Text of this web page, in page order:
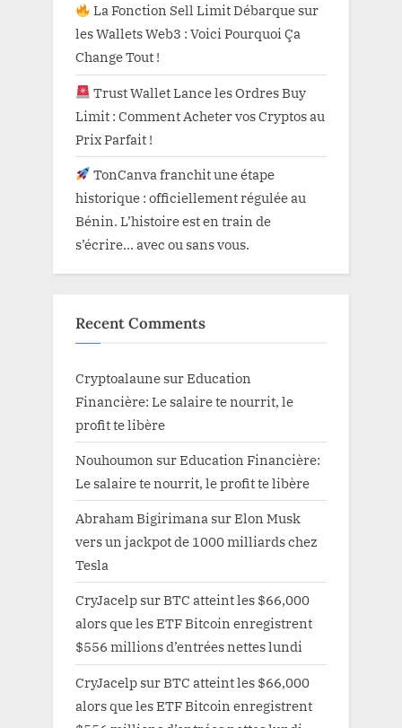
La Fonction Sell Limit Débarque sur
les Wallets Web3 : Voici Pourquoi Ça
Change Tout !
Trust Wallet Lance les Ordres Buy
Limit : Comment Acheter vos Cryptos au
Prix Parfait !
TonCanva franchit une étape
historique : officiellement régulée au
Bénin. L’histoire est en train de
s’écrire… avec ou sans vous.
Recent Comments
Cryptoalaune surEducation
Financière: Le salaire te nourrit, le
profit te libère
Nouhoumon surEducation Financière:
Le salaire te nourrit, le profit te libère
Abraham Bigirimana surElon Musk
vers un jackpot de 1000 milliards chez
Tesla
CryJacelp surBTC atteint les $66,000
alors que les ETF Bitcoin enregistrent
$556 millions d’entrées nettes lundi
CryJacelp surBTC atteint les $66,000
alors que les ETF Bitcoin enregistrent